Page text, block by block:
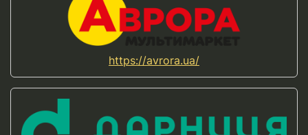
https://avrora.ua/